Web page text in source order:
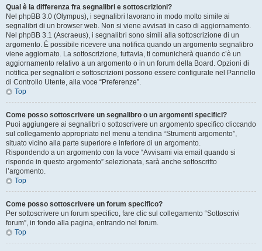
Qual è la differenza fra segnalibri e sottoscrizioni?
Nel phpBB 3.0 (Olympus), i segnalibri lavorano in modo molto simile ai
segnalibri di un browser web. Non si viene avvisati in caso di aggiornamento.
Nel phpBB 3.1 (Ascraeus), i segnalibri sono simili alla sottoscrizione di un
argomento. È possibile ricevere una notifica quando un argomento segnalibro
viene aggiornato. La sottoscrizione, tuttavia, ti comunicherà quando c’è un
aggiornamento relativo a un argomento o in un forum della Board. Opzioni di
notifica per segnalibri e sottoscrizioni possono essere configurate nel Pannello
di Controllo Utente, alla voce “Preferenze”.
Top
Come posso sottoscrivere un segnalibro o un argomenti specifici?
Puoi aggiungere ai segnalibri o sottoscrivere un argomento specifico cliccando
sul collegamento appropriato nel menu a tendina “Strumenti argomento”,
situato vicino alla parte superiore e inferiore di un argomento.
Rispondendo a un argomento con la voce “Avvisami via email quando si
risponde in questo argomento” selezionata, sarà anche sottoscritto
l’argomento.
Top
Come posso sottoscrivere un forum specifico?
Per sottoscrivere un forum specifico, fare clic sul collegamento “Sottoscrivi
forum”, in fondo alla pagina, entrando nel forum.
Top